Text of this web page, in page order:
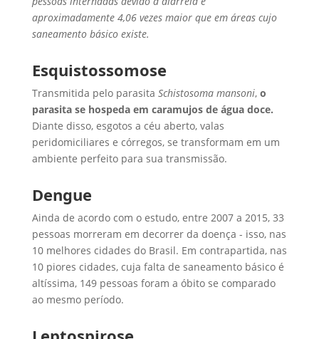
aproximadamente 4,06 vezes maior que em áreas cujo
saneamento básico existe.
Esquistossomose
Transmitida pelo parasita Schistosoma mansoni, o
parasita se hospeda em caramujos de água doce.
Diante disso, esgotos a céu aberto, valas
peridomiciliares e córregos, se transformam em um
ambiente perfeito para sua transmissão.
Dengue
Ainda de acordo com o estudo, entre 2007 a 2015, 33
pessoas morreram em decorrer da doença - isso, nas
10 melhores cidades do Brasil. Em contrapartida, nas
10 piores cidades, cuja falta de saneamento básico é
altíssima, 149 pessoas foram a óbito se comparado
ao mesmo período.